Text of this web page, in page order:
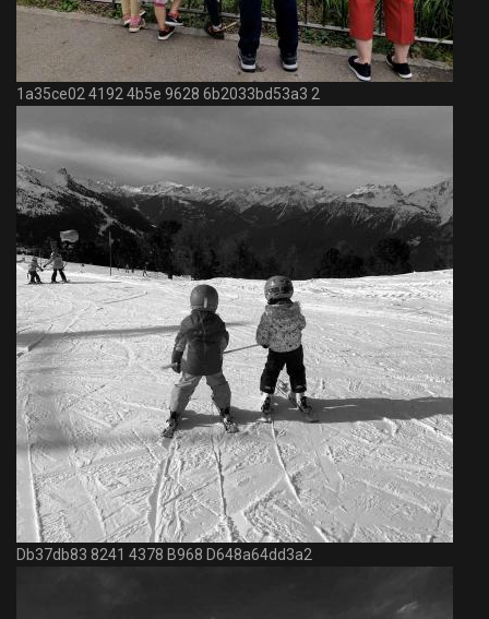
1a35ce02 4192 4b5e 9628 6b2033bd53a3 2
Db37db83 8241 4378 B968 D648a64dd3a2